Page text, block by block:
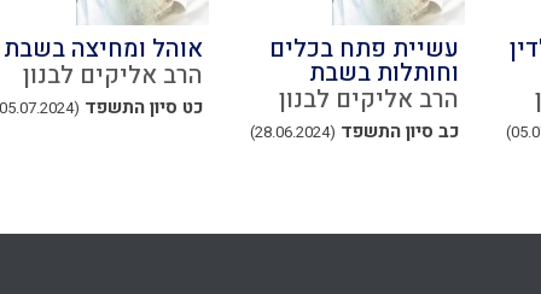
עשיית פתח בכלים
וחותלות בשבת
הרב אליקים לבנון
כב סיון התשפד (28.06.2024)
אוהל ומחיצה בשבת
הרב אליקים לבנון
כט סיון התשפד (05.07.2024)